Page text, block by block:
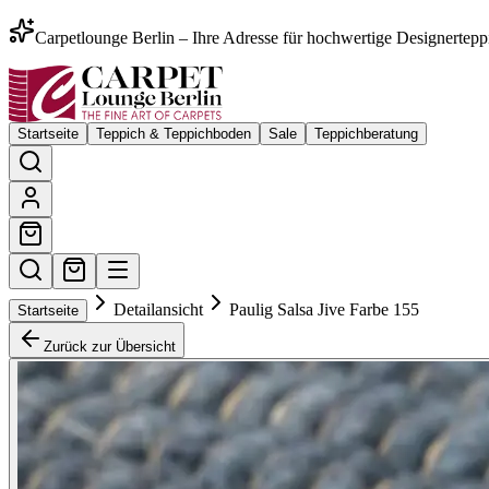
Carpetlounge Berlin – Ihre Adresse für hochwertige
Startseite Teppich & Teppichboden Sale Teppichberatung
Startseite Detailansicht Paulig Salsa Jive Farbe 155
Zurück zur Übersicht